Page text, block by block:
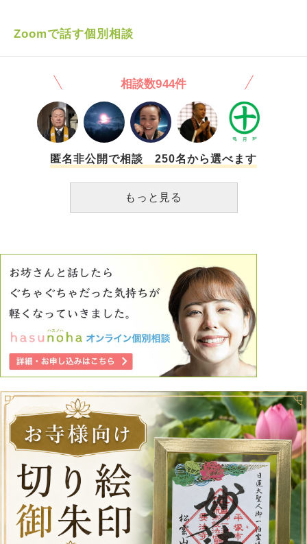
も持てるように育ててもらっています。 なのに、なぜ、い
つまでも精神的に自立できず、人に好かれたいのでしょう
られますか。
Zoomで話す個別相談
相談数944件
匿名非公開で相談 250名から選べます
もっと見る